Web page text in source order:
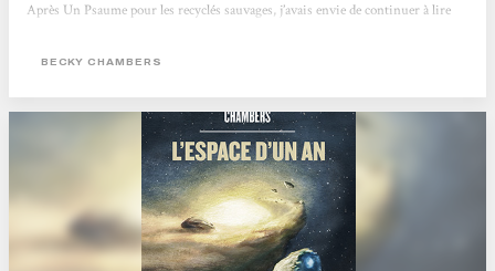
Après Un Psaume pour les recyclés sauvages, j’avais envie de continuer à lire
joyau que j’avais déjà lu en 2018, mais dont je ne me souvenais pas vraiment
BECKY CHAMBERS